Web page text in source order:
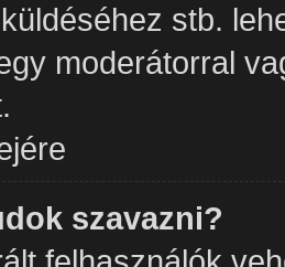
stb.
moderátorral
szavazni?